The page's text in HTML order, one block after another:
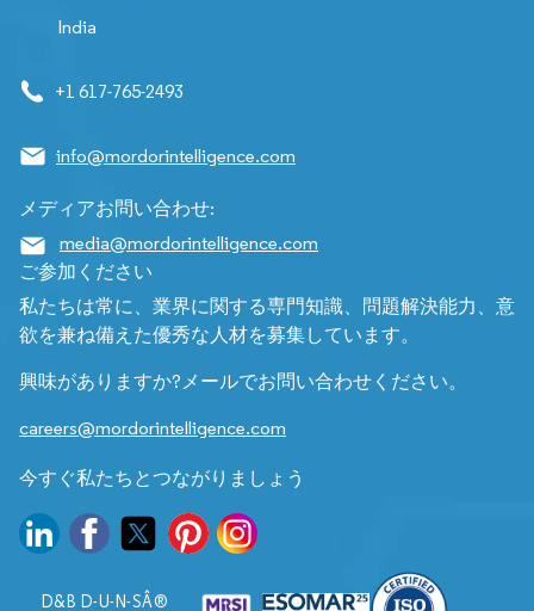
India
+1 617-765-2493
info@mordorintelligence.com
メディアお問い合わせ:
media@mordorintelligence.com
ご参加ください
私たちは常に、業界に関する専門知識、問題解決能力、意
欲を兼ね備えた優秀な人材を募集しています。
興味がありますか?メールでお問い合わせください。
careers@mordorintelligence.com
今すぐ私たちとつながりましょう
D&B D-U-N-SÂ®